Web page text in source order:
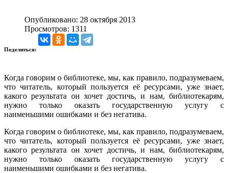
Опубликовано: 28 октября 2013
Просмотров: 1311
Поделиться:
Когда говорим о библиотеке, мы, как правило, подразумеваем,
что читатель, который пользуется её ресурсами, уже знает,
какого результата он хочет достичь, и нам, библиотекарям,
нужно только оказать государственную услугу с
наименьшими ошибками и без негатива.
Когда говорим о библиотеке, мы, как правило, подразумеваем,
что читатель, который пользуется её ресурсами, уже знает,
какого результата он хочет достичь, и нам, библиотекарям,
нужно только оказать государственную услугу с
наименьшими ошибками и без негатива.